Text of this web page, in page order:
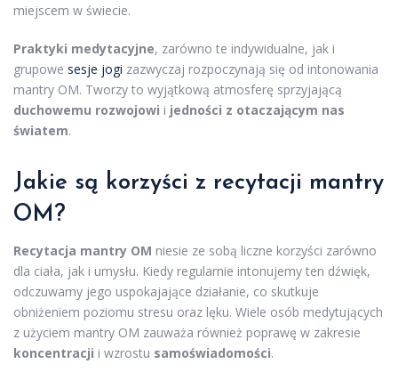
miejscem w świecie.
Praktyki medytacyjne, zarówno te indywidualne, jak i
grupowe sesje jogi zazwyczaj rozpoczynają się od intonowania
mantry OM. Tworzy to wyjątkową atmosferę sprzyjającą
duchowemu rozwojowi i jedności z otaczającym nas
światem.
Jakie są korzyści z recytacji mantry
OM?
Recytacja mantry OM niesie ze sobą liczne korzyści zarówno
dla ciała, jak i umysłu. Kiedy regularnie intonujemy ten dźwięk,
odczuwamy jego uspokajające działanie, co skutkuje
obniżeniem poziomu stresu oraz lęku. Wiele osób medytujących
z użyciem mantry OM zauważa również poprawę w zakresie
koncentracji i wzrostu samoświadomości.